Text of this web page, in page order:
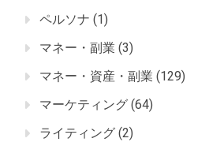
ペルソナ (1)
マネー・副業 (3)
マネー・資産・副業 (129)
マーケティング (64)
ライティング (2)